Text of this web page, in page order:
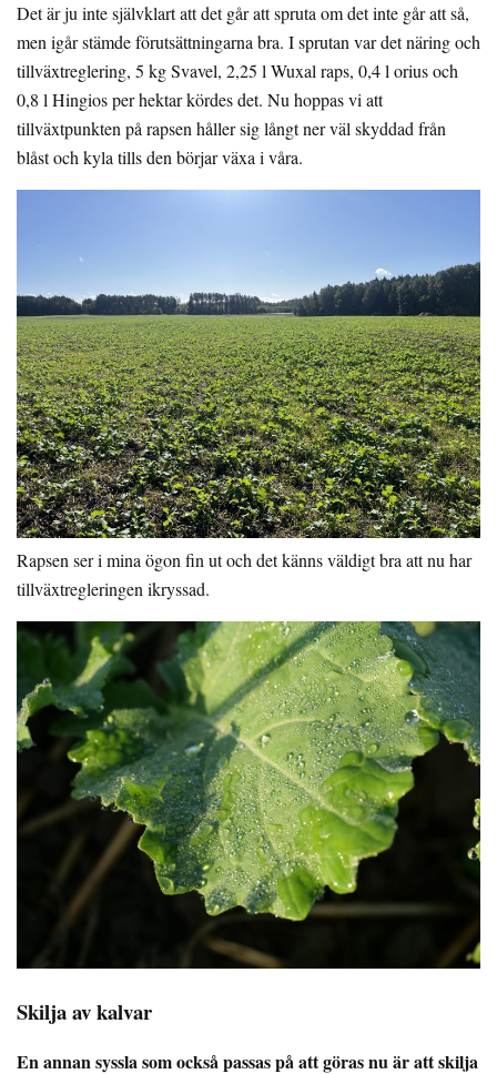
Det är ju inte självklart att det går att spruta om det inte går att så,
men igår stämde förutsättningarna bra. I sprutan var det näring och
tillväxtreglering, 5 kg Svavel, 2,25 l Wuxal raps, 0,4 l orius och
0,8 l Hingios per hektar kördes det. Nu hoppas vi att
tillväxtpunkten på rapsen håller sig långt ner väl skyddad från
blåst och kyla tills den börjar växa i våra.
Rapsen ser i mina ögon fin ut och det känns väldigt bra att nu har
tillväxtregleringen ikryssad.
Skilja av kalvar
En annan syssla som också passas på att göras nu är att skilja